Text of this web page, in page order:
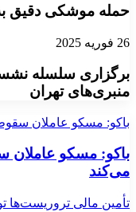
حمله موشکی دقیق
26 فوریه 2025
برگزاری سلسله
منبری‌های تهران
باکو: مسکو عاملان
باکو: مسکو عاملان
می‌کند
تأمین مالی تروریست‌ها